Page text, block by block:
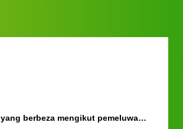
Pemeluwap yang berbeza mengikut pemeluwapan wap